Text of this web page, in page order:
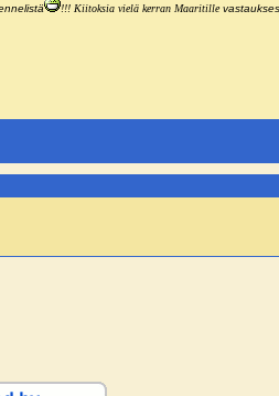
!!! Kiitoksia vielä kerran Maaritille